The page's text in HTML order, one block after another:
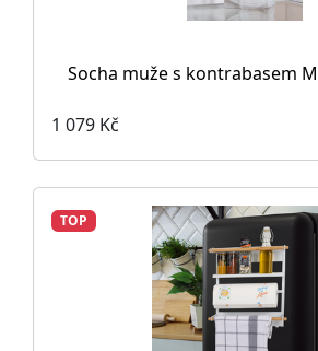
Socha muže s kontrabasem
1 079 Kč
TOP